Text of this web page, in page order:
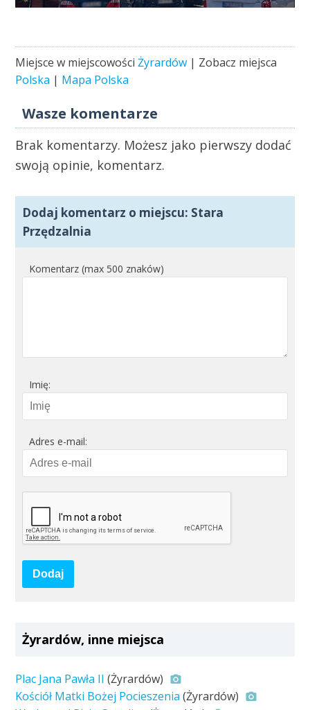
Miejsce w miejscowościŻyrardów | Zobacz miejsca
Polska | Mapa Polska
Wasze komentarze
Brak komentarzy. Możesz jako pierwszy dodać
swoją opinie, komentarz.
Dodaj komentarz o miejscu: Stara
Przędzalnia
Komentarz (max 500 znaków)
Imię:
Adres e-mail:
Dodaj
Żyrardów, inne miejsca
Plac Jana Pawła II (Żyrardów)
Kościół Matki Bożej Pocieszenia (Żyrardów)